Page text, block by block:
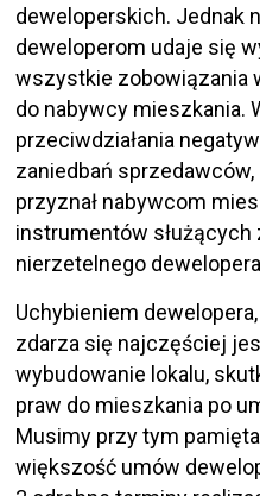
deweloperskich. Jednak
deweloperom udaje się
wszystkie zobowiązania
do nabywcy mieszkania.
przeciwdziałania
zaniedbań
przyznał nabywcom
instrumentów służących
nierzetelnego
Uchybieniem
zdarza się najczęściej
wybudowanie lokalu,
praw do mieszkania po
Musimy przy tym
większość umów